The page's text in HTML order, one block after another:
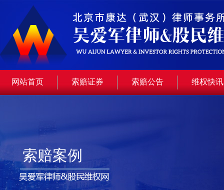
网站首页 索赔证券 索赔公告 维权快讯
索赔案例